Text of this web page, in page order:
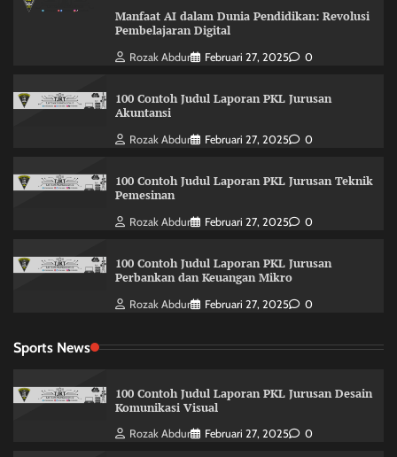
Manfaat AI dalam Dunia Pendidikan: Revolusi
Pembelajaran Digital
Rozak Abdur Februari 27, 2025 0
100 Contoh Judul Laporan PKL Jurusan
Akuntansi
Rozak Abdur Februari 27, 2025 0
100 Contoh Judul Laporan PKL Jurusan Teknik
Pemesinan
Rozak Abdur Februari 27, 2025 0
100 Contoh Judul Laporan PKL Jurusan
Perbankan dan Keuangan Mikro
Rozak Abdur Februari 27, 2025 0
Sports News
100 Contoh Judul Laporan PKL Jurusan Desain
Komunikasi Visual
Rozak Abdur Februari 27, 2025 0